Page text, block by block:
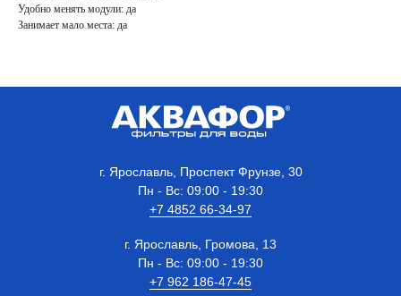
Удобно менять модули: да
Занимает мало места: да
г. Ярославль, Проспект Фрунзе, 30
Пн - Вс: 09:00 - 19:30
+7 4852 66-34-97
г. Ярославль, Громова, 13
Пн - Вс: 09:00 - 19:30
+7 962 186-47-45